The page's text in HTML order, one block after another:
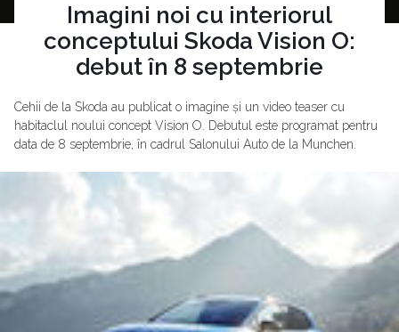
Imagini noi cu interiorul
conceptului Skoda Vision O:
debut în 8 septembrie
Cehii de la Skoda au publicat o imagine și un video teaser cu
habitaclul noului concept Vision O. Debutul este programat pentru
data de 8 septembrie, în cadrul Salonului Auto de la Munchen.